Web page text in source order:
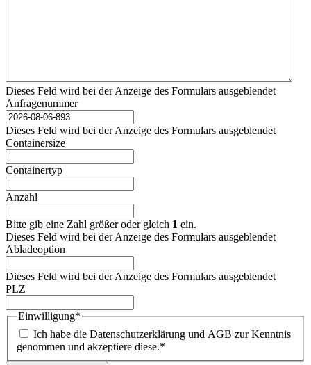
Dieses Feld wird bei der Anzeige des Formulars ausgeblendet
Anfragenummer
Dieses Feld wird bei der Anzeige des Formulars ausgeblendet
Containersize
Containertyp
Anzahl
Bitte gib eine Zahl größer oder gleich 1 ein.
Dieses Feld wird bei der Anzeige des Formulars ausgeblendet
Abladeoption
Dieses Feld wird bei der Anzeige des Formulars ausgeblendet
PLZ
Einwilligung*
Ich habe die Datenschutzerklärung und AGB zur Kenntnis
genommen und akzeptiere diese.*